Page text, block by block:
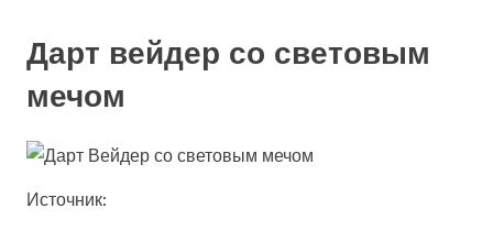
Дарт вейдер со световым
мечом
Источник: